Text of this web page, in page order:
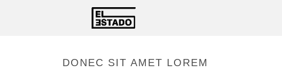
DONEC SIT AMET LOREM